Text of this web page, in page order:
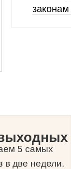
5 самых
в две недели.